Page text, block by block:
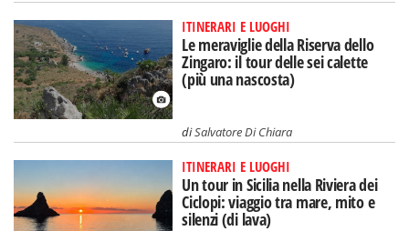
ITINERARI E LUOGHI
Le meraviglie della Riserva dello
Zingaro: il tour delle sei calette
(più una nascosta)
diSalvatore Di Chiara
ITINERARI E LUOGHI
Un tour in Sicilia nella Riviera dei
Ciclopi: viaggio tra mare, mito e
silenzi (di lava)